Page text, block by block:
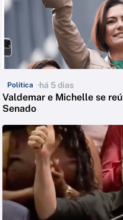
Política há 5 dias
Valdemar e Michelle se
Senado